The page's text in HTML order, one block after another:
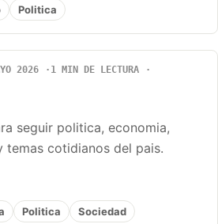
Politica
2026
1 MIN DE LECTURA
seguir politica, economia,
temas cotidianos del pais.
Politica Sociedad